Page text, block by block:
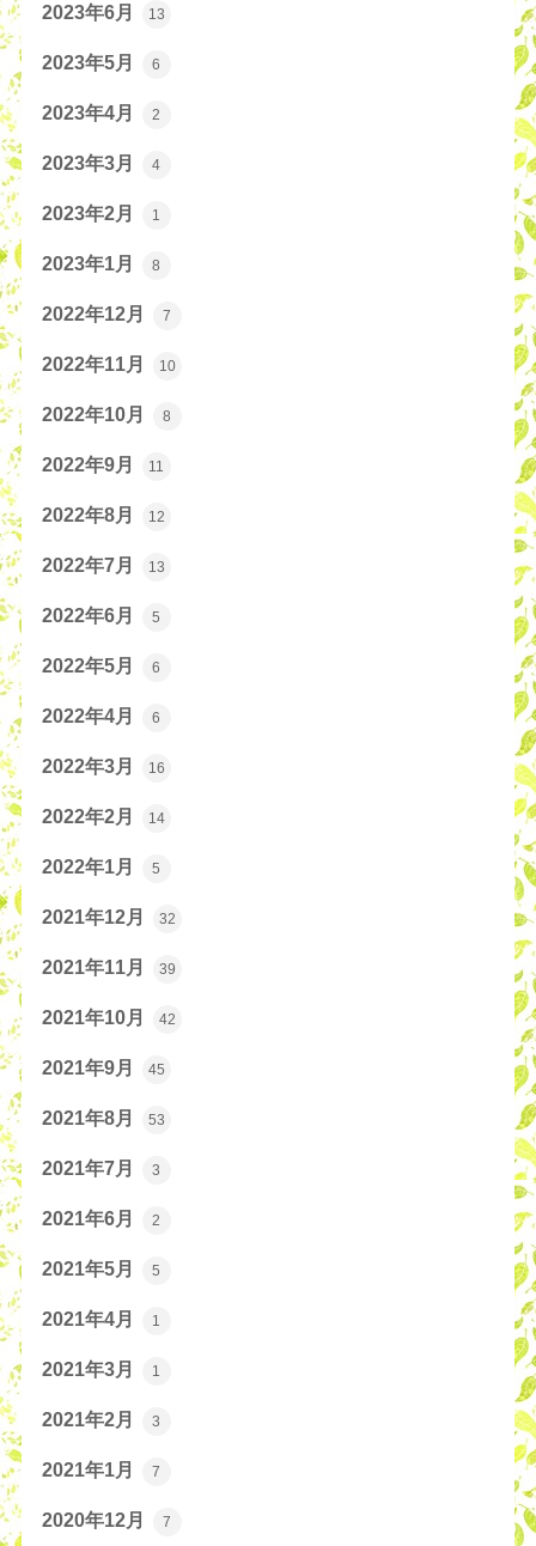
2023年6月 13
2023年5月 6
2023年4月 2
2023年3月 4
2023年2月 1
2023年1月 8
2022年12月 7
2022年11月 10
2022年10月 8
2022年9月 11
2022年8月 12
2022年7月 13
2022年6月 5
2022年5月 6
2022年4月 6
2022年3月 16
2022年2月 14
2022年1月 5
2021年12月 32
2021年11月 39
2021年10月 42
2021年9月 45
2021年8月 53
2021年7月 3
2021年6月 2
2021年5月 5
2021年4月 1
2021年3月 1
2021年2月 3
2021年1月 7
2020年12月 7